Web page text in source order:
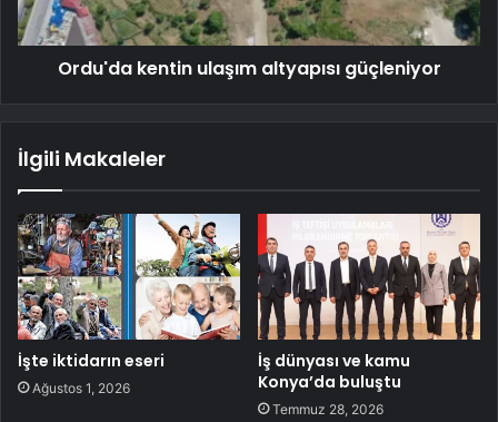
Ordu'da kentin ulaşım altyapısı güçleniyor
İlgili Makaleler
İşte iktidarın eseri
Ağustos 1, 2026
İş dünyası ve kamu
Konya’da buluştu
Temmuz 28, 2026